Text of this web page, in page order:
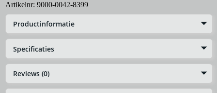
Artikelnr: 9000-0042-8399
Productinformatie
Specificaties
Reviews (0)